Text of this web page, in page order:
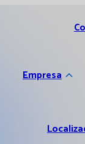
Empresa